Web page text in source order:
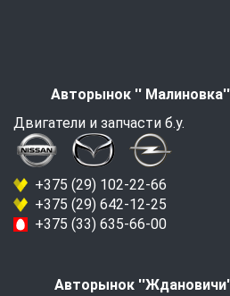
Авторынок ''
Двигатели и запчасти б.у.
+375 (29) 102-22-66
+375 (29) 642-12-25
+375 (33) 635-66-00
Авторынок